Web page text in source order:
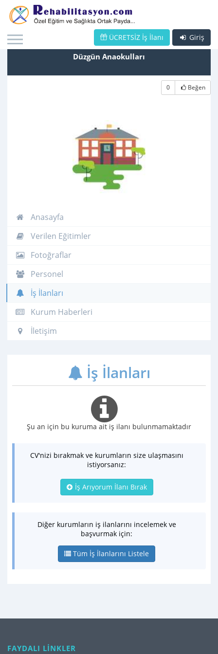
Giriş
ÜCRETSİZ İş İlanı
Düzgün Anaokulları
0 Beğen
Anasayfa
Verilen Eğitimler
Fotoğraflar
Personel
İş İlanları
Kurum Haberleri
İletişim
İş İlanları
Şu an için bu kuruma ait iş ilanı bulunmamaktadır
CV'nizi bırakmak ve kurumların size ulaşmasını
istiyorsanız:
İş Arıyorum İlanı Bırak
Diğer kurumların iş ilanlarını incelemek ve
başvurmak için:
Tüm İş İlanlarını Listele
FAYDALI LİNKLER